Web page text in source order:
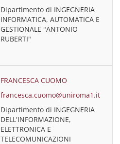
Dipartimento di INGEGNERIA
INFORMATICA, AUTOMATICA E
GESTIONALE "ANTONIO
RUBERTI"
FRANCESCA CUOMO
francesca.cuomo@uniroma1.it
Dipartimento di INGEGNERIA
DELL'INFORMAZIONE,
ELETTRONICA E
TELECOMUNICAZIONI